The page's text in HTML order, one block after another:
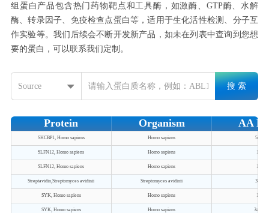
组蛋白产品包含热门药物靶点和工具酶，如激酶、GTP酶、水解
酶、转录因子、免疫检查点蛋白等，适用于生化活性检测、分子互
作实验等。我们后续会不断开发新产品，如未在列表中查询到您想
要的蛋白，可以联系我们定制。
Source 搜 索
Protein Organism AA
SHCBP1, Homo sapiens Homo sapiens 55-672
SLFN12, Homo sapiens Homo sapiens 1-578
SLFN12, Homo sapiens Homo sapiens 1-578
Streptavidin,Streptomyces avidinii Streptomyces avidinii 37-159
SYK, Homo sapiens Homo sapiens 1-269
SYK, Homo sapiens Homo sapiens 343-